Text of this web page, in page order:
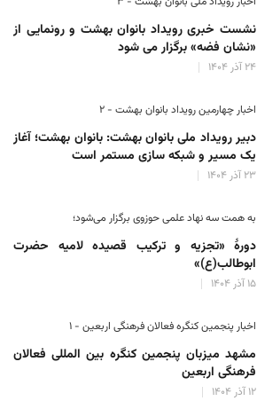
نشست خبری رویداد بانوان بهشت و رونمایی از
«نشان فضه» برگزار می شود
۲۴ آذر ۱۴۰۴
اخبار چهارمین رویداد بانوان بهشت - ۲
دبیر رویداد ملی بانوان بهشت: بانوان بهشت؛ آغاز
یک مسیر و شبکه سازی مستمر است
۲۳ آذر ۱۴۰۴
به همت سه نهاد علمی حوزوی برگزار می‌شود؛
دورهٔ «تجزیه و ترکیب قصیده لامیه حضرت
ابوطالب(ع)»
۱۵ آذر ۱۴۰۴
اخبار پنجمین کنگره فعالان فرهنگی اربعین - ۱
مشهد میزبان پنجمین کنگره بین المللی فعالان
فرهنگی اربعین
۱۲ آذر ۱۴۰۴